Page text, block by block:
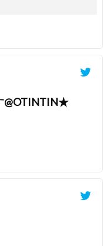
@OTINTIN★